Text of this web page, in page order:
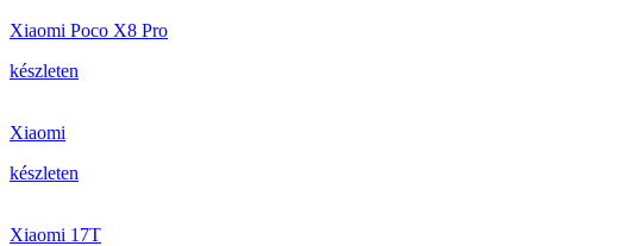
Xiaomi Poco X8 Pro
készleten
Xiaomi
készleten
Xiaomi 17T